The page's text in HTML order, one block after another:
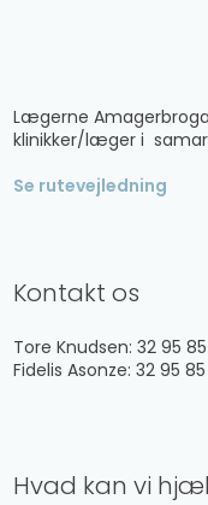
​Lægerne
klinikker/læger i
Se rutevejledning
Kontakt os
Tore Knudsen: 32 95
Fidelis Asonze: 32 95
Hvad kan vi